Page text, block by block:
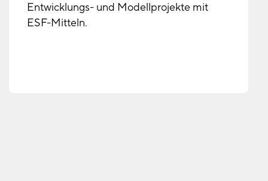
Entwicklungs- und Modellprojekte mit
ESF-Mitteln.